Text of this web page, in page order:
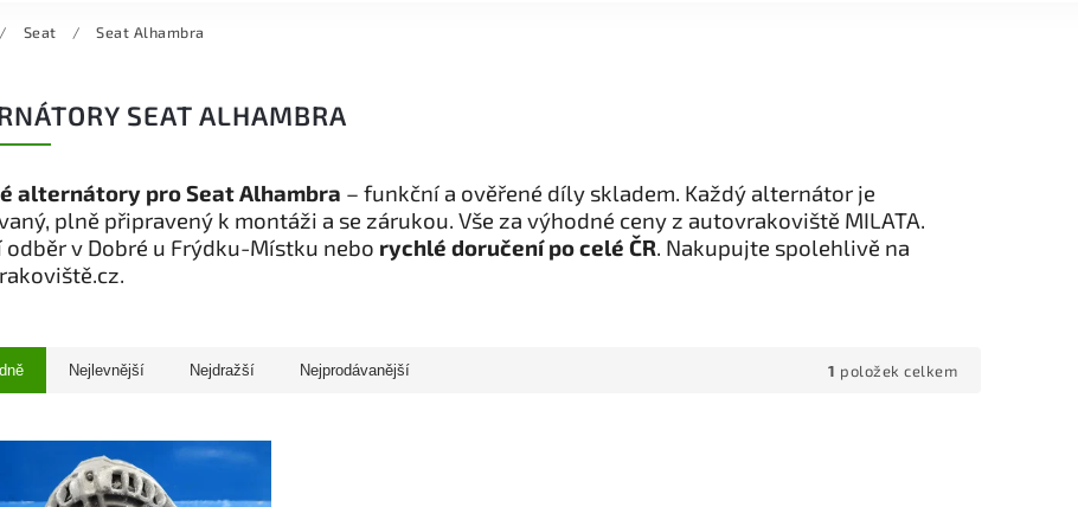
/ Seat / Seat Alhambra
SEAT ALHAMBRA
alternátory pro Seat Alhambra – funkční a ověřené díly skladem. Každý alternátor je
plně připravený k montáži a se zárukou. Vše za výhodné ceny z autovrakoviště MILATA.
odběr v Dobré u Frýdku-Místku nebo rychlé doručení po celé ČR. Nakupujte spolehlivě na
Nejlevnější Nejdražší Nejprodávanější 1 položek celkem